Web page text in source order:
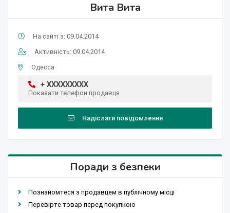
Вита Вита
На сайті з: 09.04.2014
Активність: 09.04.2014
Одесса
+ XXXXXXXXX
Показати телефон продавця
Надіслати повідомлення
Поради з безпеки
Познайомтеся з продавцем в публічному місці
Перевірте товар перед покупкою